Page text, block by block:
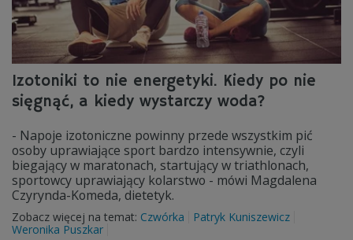
Izotoniki to nie energetyki. Kiedy po nie
sięgnąć, a kiedy wystarczy woda?
- Napoje izotoniczne powinny przede wszystkim pić
osoby uprawiające sport bardzo intensywnie, czyli
biegający w maratonach, startujący w triathlonach,
sportowcy uprawiający kolarstwo - mówi Magdalena
Czyrynda-Komeda, dietetyk.
Zobacz więcej na temat: Czwórka
Patryk Kuniszewicz
Weronika Puszkar